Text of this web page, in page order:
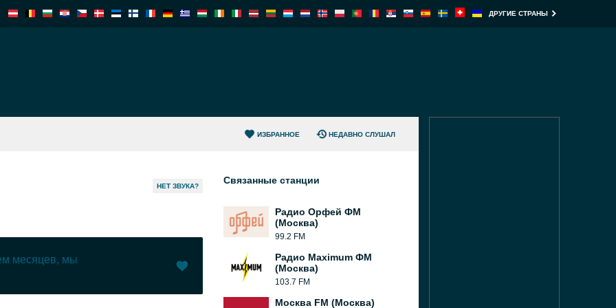
ДРУГИЕ СТРАНЫ
ИЗБРАННОЕ НЕДАВНО СЛУШАЛ
HЕТ ЗВУКА?
месяцев, мы
Связанные станции
Радио Орфей ФМ
(Москва)
99.2 FM
Радио Maximum ФМ
(Москва)
103.7 FM
Москва FM (Москва)